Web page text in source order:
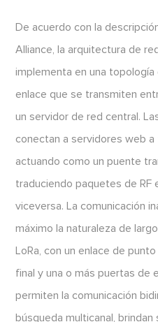
De acuerdo con la
Alliance, la arquitectura de
implementa en una
enlace que se transmiten
un servidor de red central.
conectan a servidores web a
actuando como un puente
traduciendo paquetes de RF
viceversa. La comunicación
máximo la naturaleza de
LoRa, con un enlace de
final y una o más puertas de
permiten la comunicación
búsqueda multicanal,